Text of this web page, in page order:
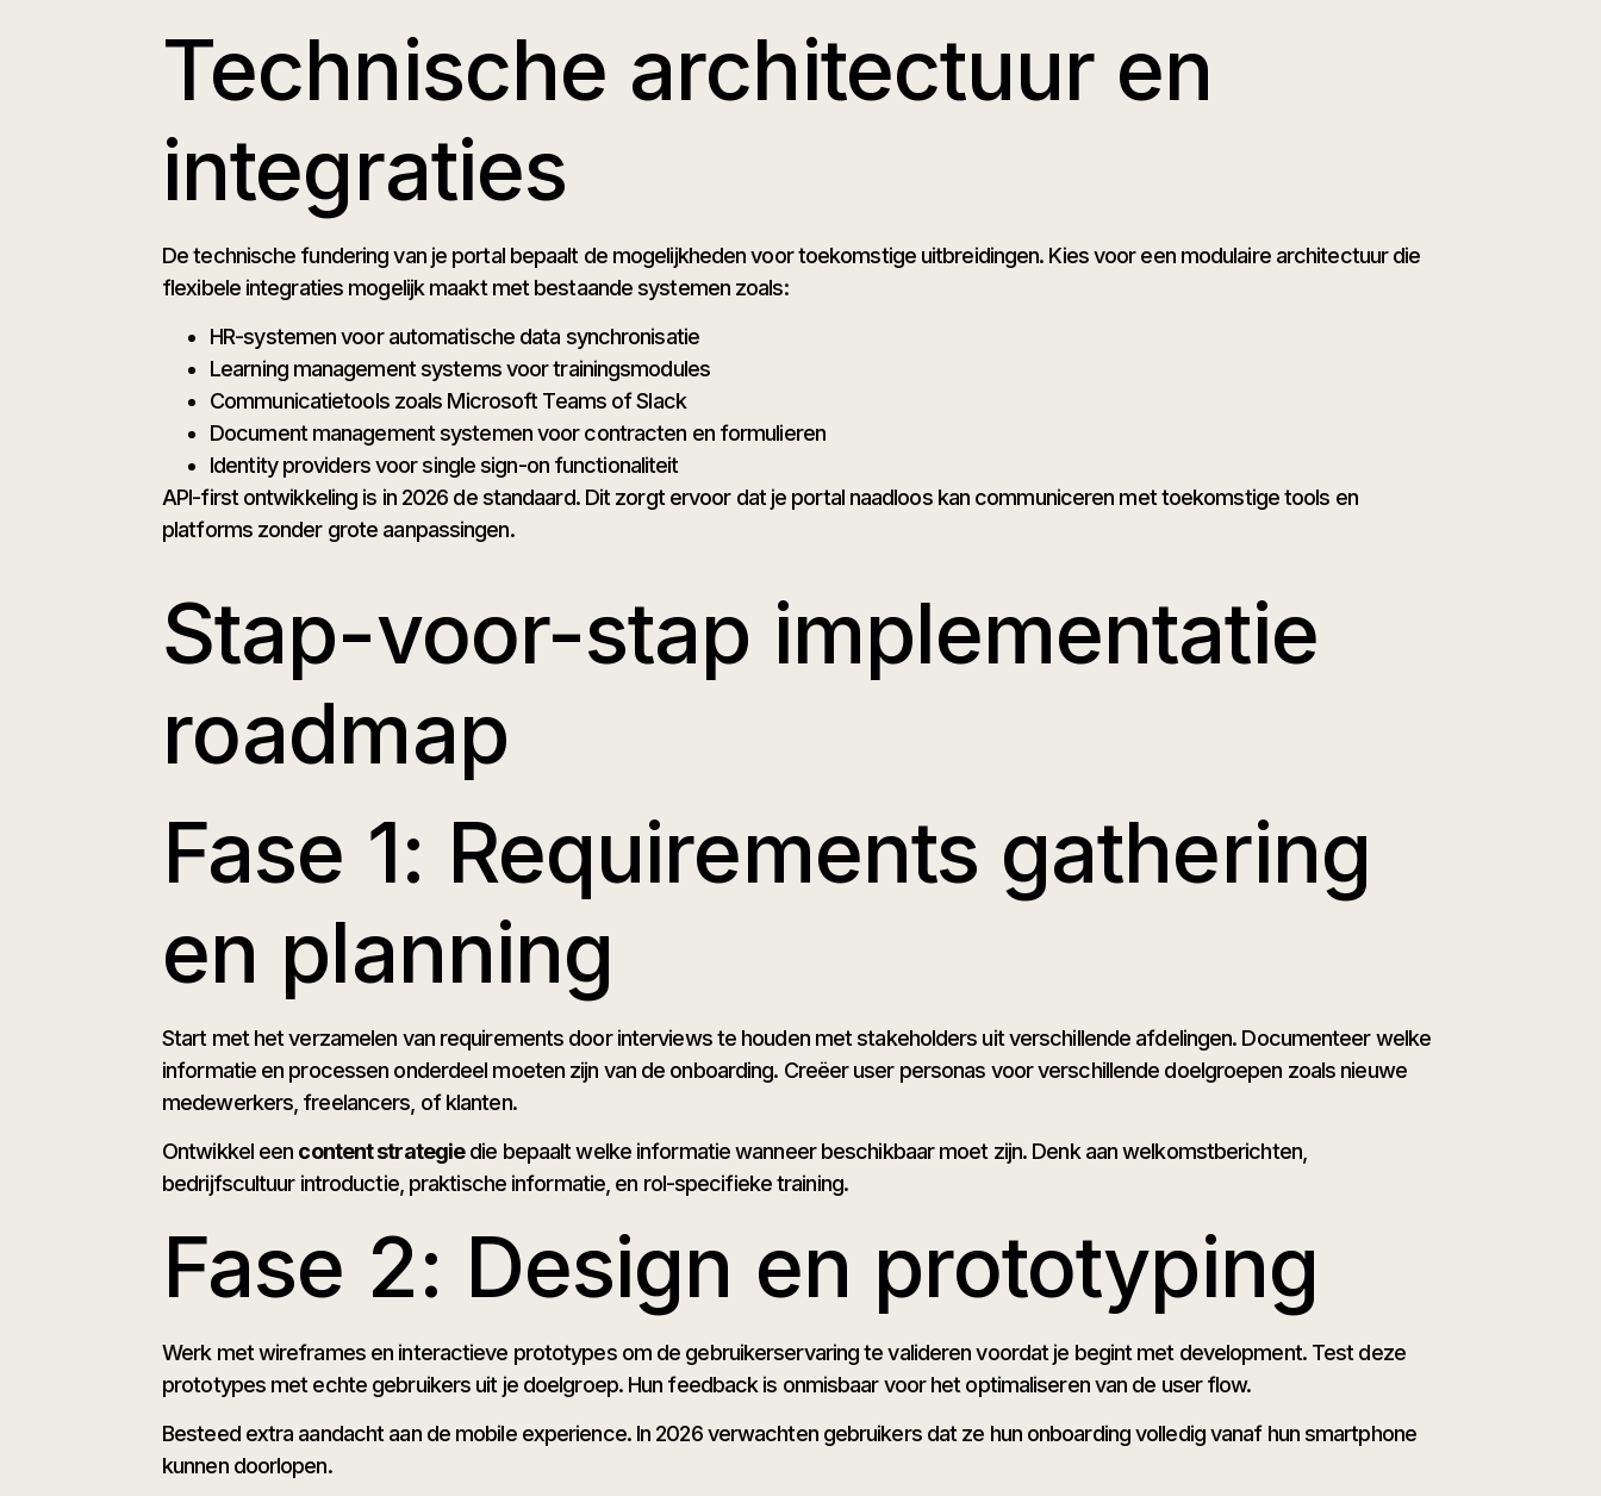
Technische architectuur en
integraties
De technische fundering van je portal bepaalt de mogelijkheden voor toekomstige uitbreidingen. Kies voor een modulaire architectuur die
flexibele integraties mogelijk maakt met bestaande systemen zoals:
HR-systemen voor automatische data synchronisatie
Learning management systems voor trainingsmodules
Communicatietools zoals Microsoft Teams of Slack
Document management systemen voor contracten en formulieren
Identity providers voor single sign-on functionaliteit
API-first ontwikkeling is in 2026 de standaard. Dit zorgt ervoor dat je portal naadloos kan communiceren met toekomstige tools en
platforms zonder grote aanpassingen.
Stap-voor-stap implementatie
roadmap
Fase 1: Requirements gathering
en planning
Start met het verzamelen van requirements door interviews te houden met stakeholders uit verschillende afdelingen. Documenteer welke
informatie en processen onderdeel moeten zijn van de onboarding. Creëer user personas voor verschillende doelgroepen zoals nieuwe
medewerkers, freelancers, of klanten.
Ontwikkel een content strategiedie bepaalt welke informatie wanneer beschikbaar moet zijn. Denk aan welkomstberichten,
bedrijfscultuur introductie, praktische informatie, en rol-specifieke training.
Fase 2: Design en prototyping
Werk met wireframes en interactieve prototypes om de gebruikerservaring te valideren voordat je begint met development. Test deze
prototypes met echte gebruikers uit je doelgroep. Hun feedback is onmisbaar voor het optimaliseren van de user flow.
Besteed extra aandacht aan de mobile experience. In 2026 verwachten gebruikers dat ze hun onboarding volledig vanaf hun smartphone
kunnen doorlopen.